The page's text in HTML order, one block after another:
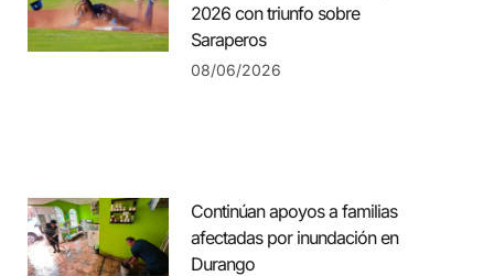
2026 con triunfo sobre
Saraperos
08/06/2026
Continúan apoyos a familias
afectadas por inundación en
Durango